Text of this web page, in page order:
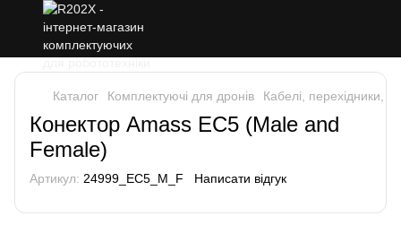
Каталог Комплектуючі для дронів Кабелі, перехідники,
Конектор Amass EC5 (Male and
Female)
Артикул: 24999_EC5_M_F Написати відгук